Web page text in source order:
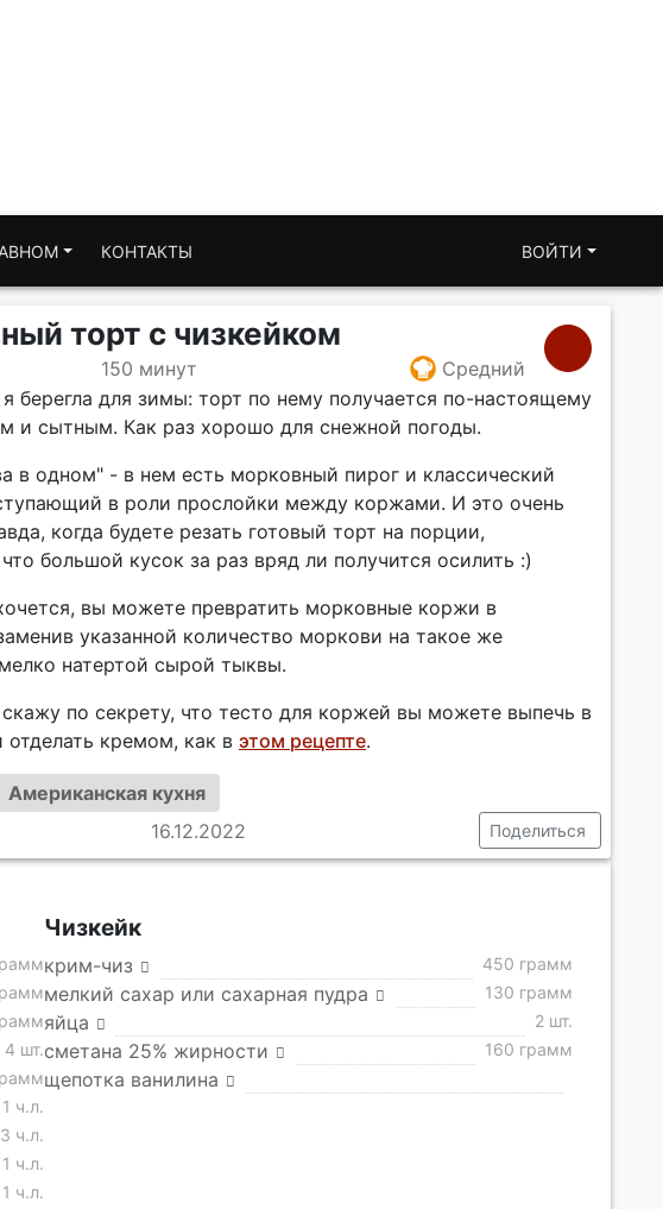
КОНТАКТЫ ВОЙТИ
торт с чизкейком
150 минут
Средний
берегла для зимы: торт по нему получается по-настоящему
и сытным. Как раз хорошо для снежной погоды.
в одном" - в нем есть морковный пирог и классический
в роли прослойки между коржами. И это очень
когда будете резать готовый торт на порции,
большой кусок за раз вряд ли получится осилить :)
вы можете превратить морковные коржи в
указанной количество моркови на такое же
натертой сырой тыквы.
по секрету, что тесто для коржей вы можете выпечь в
отделать кремом, как в этом рецепте.
Американская кухня
16.12.2022 Поделиться
4 шт.
1 ч.л.
ч.л.
1 ч.л.
1 ч.л.
Чизкейк
крим-чиз 450 грамм
мелкий сахар или сахарная пудра 130 грамм
яйца 2 шт.
сметана 25% жирности 160 грамм
щепотка ванилина